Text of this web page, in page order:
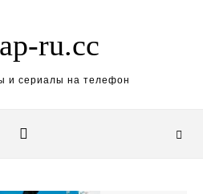
ru.cc
и сериалы на телефон